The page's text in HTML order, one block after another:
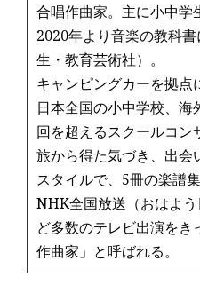
合唱作曲家。主に小中学
2020年より音楽の教科
生・教育芸術社）。
キャンピングカーを拠点
日本全国の小中学校、
回を超えるスクールコン
旅から得た気づき、出会
スタイルで、5冊の楽譜
NHK全国放送（おはよ
ど多数のテレビ出演を
作曲家」と呼ばれる。